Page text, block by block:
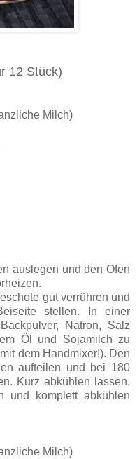
12 Stück)
Milch)
auslegen und den Ofen
gut verrühren und
stellen. In einer
Natron, Salz
Öl und Sojamilch zu
dem Handmixer!). Den
aufteilen und bei 180
Kurz abkühlen lassen,
und komplett abkühlen
Milch)